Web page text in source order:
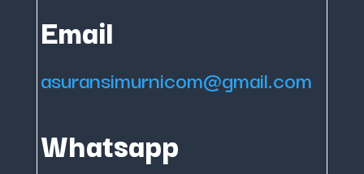
Email
asuransimurnicom@gmail.com
Whatsapp